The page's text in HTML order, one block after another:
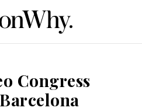
Congress